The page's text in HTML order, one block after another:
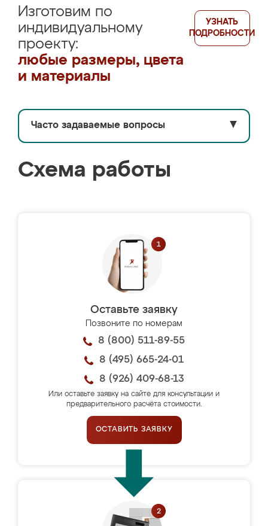
Изготовим по
индивидуальному
проекту:
любые размеры, цвета
и материалы
УЗНАТЬ
ПОДРОБНОСТИ
Часто задаваемые вопросы ▼
Схема работы
Оставьте заявку
Позвоните по номерам
8 (800) 511-89-55
8 (495) 665-24-01
8 (926) 409-68-13
Или оставьте заявку на сайте для консультации и
предварительного расчёта стоимости.
ОСТАВИТЬ ЗАЯВКУ